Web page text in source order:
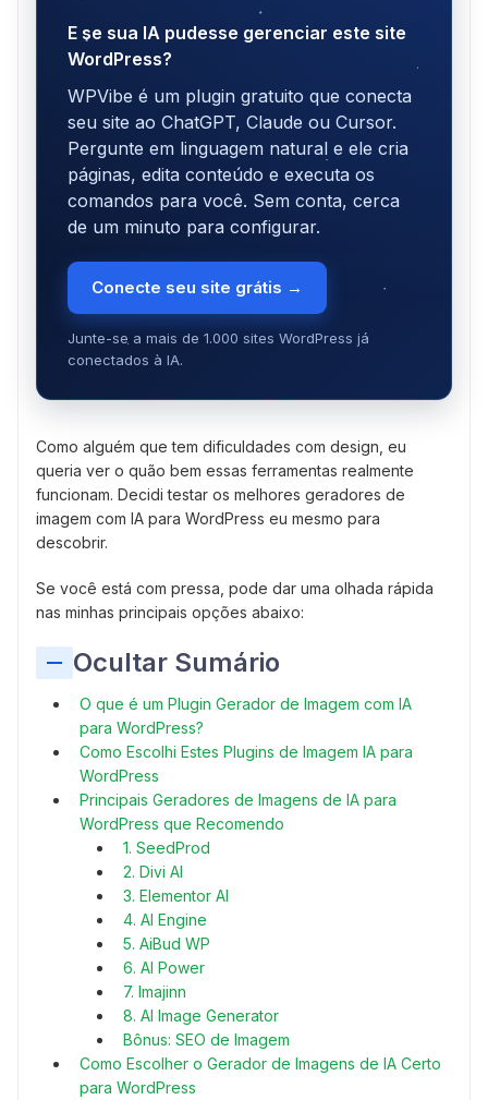
E se sua IA pudesse gerenciar este site
WordPress?
WPVibe é um plugin gratuito que conecta
seu site ao ChatGPT, Claude ou Cursor.
Pergunte em linguagem natural e ele cria
páginas, edita conteúdo e executa os
comandos para você. Sem conta, cerca
de um minuto para configurar.
Conecte seu site grátis →
Junte-se a mais de 1.000 sites WordPress já
conectados à IA.
Como alguém que tem dificuldades com design, eu
queria ver o quão bem essas ferramentas realmente
funcionam. Decidi testar os melhores geradores de
imagem com IA para WordPress eu mesmo para
descobrir.
Se você está com pressa, pode dar uma olhada rápida
nas minhas principais opções abaixo:
Ocultar Sumário
O que é um Plugin Gerador de Imagem com IA
para WordPress?
Como Escolhi Estes Plugins de Imagem IA para
WordPress
Principais Geradores de Imagens de IA para
WordPress que Recomendo
1. SeedProd
2. Divi AI
3. Elementor AI
4. AI Engine
5. AiBud WP
6. AI Power
7. Imajinn
8. AI Image Generator
Bônus: SEO de Imagem
Como Escolher o Gerador de Imagens de IA Certo
para WordPress